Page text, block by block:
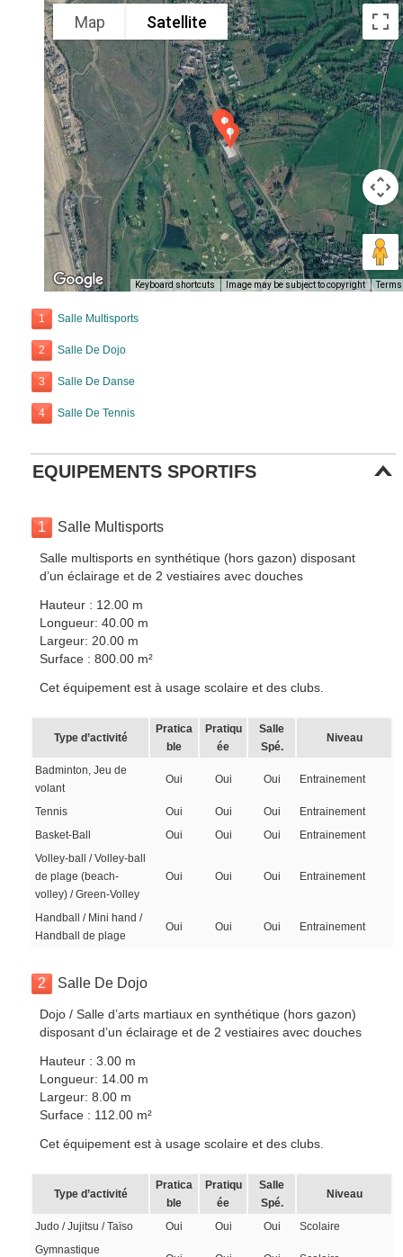
Map Satellite
Keyboard shortcuts Image may be subject to copyright Terms
1 Salle Multisports
2 Salle De Dojo
3 Salle De Danse
4 Salle De Tennis
EQUIPEMENTS SPORTIFS
1 Salle Multisports
Salle multisports en synthétique (hors gazon) disposant
d’un éclairage et de 2 vestiaires avec douches
Hauteur : 12.00 m
Longueur: 40.00 m
Largeur: 20.00 m
Surface : 800.00 m²
Cet équipement est à usage scolaire et des clubs.
Type d’activité
Pratica
ble
Pratiqu
ée
Salle
Spé.
Niveau
Badminton, Jeu de
volant
Oui Oui Oui Entrainement
Tennis Oui Oui Oui
Entrainement
Basket-Ball
Oui Oui Oui
Entrainement
Volley-ball / Volley-ball
de plage (beach-
volley) / Green-Volley
Oui Oui Oui Entrainement
Handball / Mini hand /
Handball de plage
Oui Oui Oui Entrainement
2 Salle De Dojo
Dojo / Salle d’arts martiaux en synthétique (hors gazon)
disposant d’un éclairage et de 2 vestiaires avec douches
Hauteur : 3.00 m
Longueur: 14.00 m
Largeur: 8.00 m
Surface : 112.00 m²
Cet équipement est à usage scolaire et des clubs.
Type d’activité
Pratica
ble
Pratiqu
ée
Salle
Spé.
Niveau
Judo / Jujitsu / Taïso Oui Oui Oui
Scolaire
Gymnastique